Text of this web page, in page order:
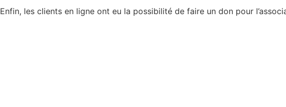
Enfin, les clients en ligne ont eu la possibilité de faire un don pour